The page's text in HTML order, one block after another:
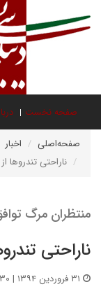
صفحه نخست
صفحه‌اصلی اخبار
ناراحتی تندروها
منتظران مرگ
ناراحتی